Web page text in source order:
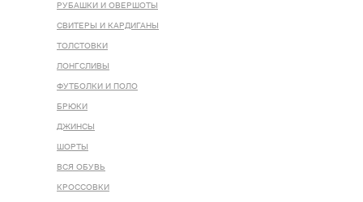
РУБАШКИ И ОВЕРШОТЫ
СВИТЕРЫ И КАРДИГАНЫ
ТОЛСТОВКИ
ЛОНГСЛИВЫ
ФУТБОЛКИ И ПОЛО
БРЮКИ
ДЖИНСЫ
ШОРТЫ
ВСЯ ОБУВЬ
КРОССОВКИ